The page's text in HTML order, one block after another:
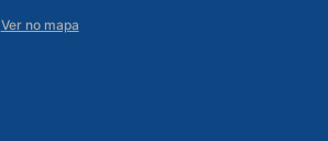
Ver no mapa